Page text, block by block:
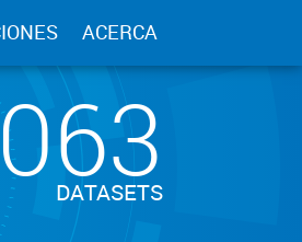
ACERCA
063
DATASETS